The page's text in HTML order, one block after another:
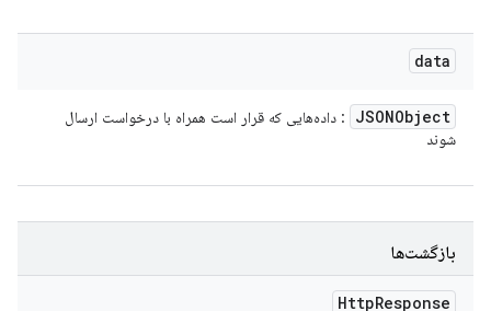
data
JSONObject
: داده‌هایی که قرار است همراه با درخواست ارسال
شوند
بازگشت‌ها
HttpResponse